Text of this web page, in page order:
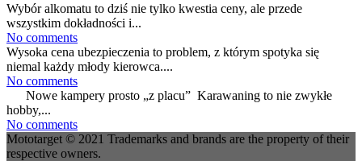
Wybór alkomatu to dziś nie tylko kwestia ceny, ale przede
wszystkim dokładności i...
No comments
Wysoka cena ubezpieczenia to problem, z którym spotyka się
niemal każdy młody kierowca....
No comments
Nowe kampery prosto „z placu” Karawaning to nie zwykłe
hobby,...
No comments
Mototarget © 2021 Trademarks and brands are the property of their
respective owners.